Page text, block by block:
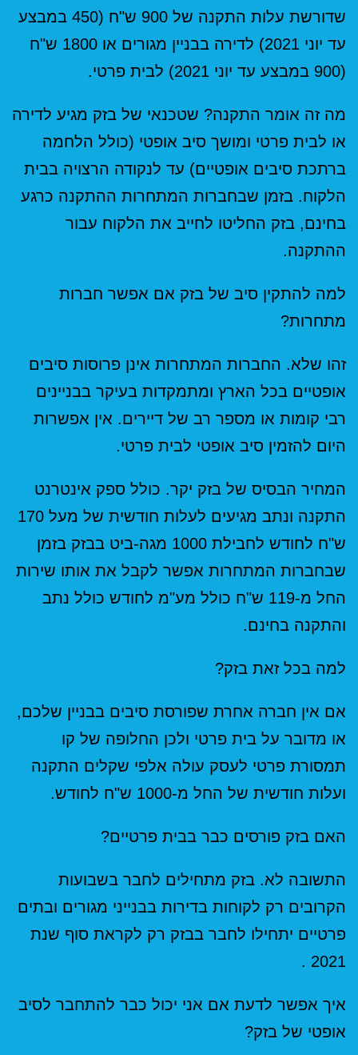
שדורשת עלות התקנה של 900 ש"ח (450 במבצע
עד יוני 2021) לדירה בבניין מגורים או 1800 ש"ח
(900 במבצע עד יוני 2021) לבית פרטי.
מה זה אומר התקנה? שטכנאי של בזק מגיע לדירה
או לבית פרטי ומושך סיב אופטי (כולל הלחמה
ברתכת סיבים אופטיים) עד לנקודה הרצויה בבית
הלקוח. בזמן שבחברות המתחרות ההתקנה כרגע
בחינם, בזק החליטו לחייב את הלקוח עבור
ההתקנה.
למה להתקין סיב של בזק אם אפשר חברות
מתחרות?
זהו שלא. החברות המתחרות אינן פרוסות סיבים
אופטיים בכל הארץ ומתמקדות בעיקר בבניינים
רבי קומות או מספר רב של דיירים. אין אפשרות
היום להזמין סיב אופטי לבית פרטי.
המחיר הבסיס של בזק יקר. כולל ספק אינטרנט
התקנה ונתב מגיעים לעלות חודשית של מעל 170
ש"ח לחודש לחבילת 1000 מגה-ביט בבזק בזמן
שבחברות המתחרות אפשר לקבל את אותו שירות
החל מ-119 ש"ח כולל מע"מ לחודש כולל נתב
והתקנה בחינם.
למה בכל זאת בזק?
אם אין חברה אחרת שפורסת סיבים בבניין שלכם,
או מדובר על בית פרטי ולכן החלופה של קו
תמסורת פרטי לעסק עולה אלפי שקלים התקנה
ועלות חודשית של החל מ-1000 ש"ח לחודש.
האם בזק פורסים כבר בבית פרטיים?
התשובה לא. בזק מתחילים לחבר בשבועות
הקרובים רק לקוחות בדירות בבנייני מגורים ובתים
פרטיים יתחילו לחבר בבזק רק לקראת סוף שנת
2021 .
איך אפשר לדעת אם אני יכול כבר להתחבר לסיב
אופטי של בזק?